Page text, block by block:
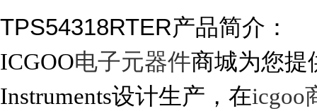
TPS54318RTER产品简介：
ICGOO电子元器件商城为您提
Instruments设计生产，在icgoo